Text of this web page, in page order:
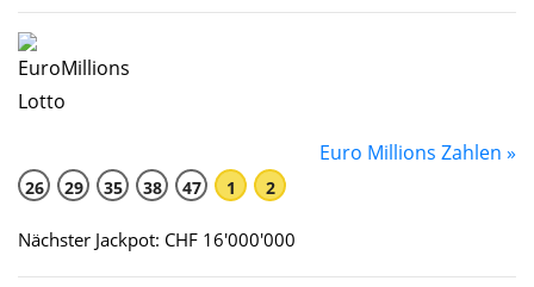
Euro Millions Zahlen »
26 29 35 38 47 1 2
Nächster Jackpot: CHF 16'000'000